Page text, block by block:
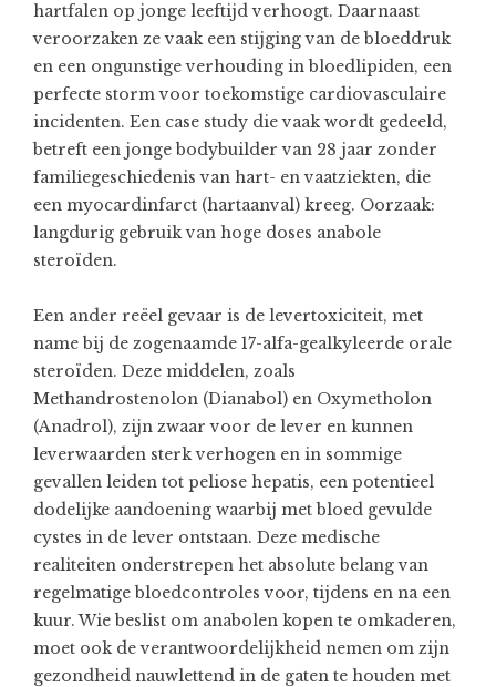
hartfalen op jonge leeftijd verhoogt. Daarnaast
veroorzaken ze vaak een stijging van de bloeddruk
en een ongunstige verhouding in bloedlipiden, een
perfecte storm voor toekomstige cardiovasculaire
incidenten. Een case study die vaak wordt gedeeld,
betreft een jonge bodybuilder van 28 jaar zonder
familiegeschiedenis van hart- en vaatziekten, die
een myocardinfarct (hartaanval) kreeg. Oorzaak:
langdurig gebruik van hoge doses anabole
steroïden.
Een ander reëel gevaar is de levertoxiciteit, met
name bij de zogenaamde 17-alfa-gealkyleerde orale
steroïden. Deze middelen, zoals
Methandrostenolon (Dianabol) en Oxymetholon
(Anadrol), zijn zwaar voor de lever en kunnen
leverwaarden sterk verhogen en in sommige
gevallen leiden tot peliose hepatis, een potentieel
dodelijke aandoening waarbij met bloed gevulde
cystes in de lever ontstaan. Deze medische
realiteiten onderstrepen het absolute belang van
regelmatige bloedcontroles voor, tijdens en na een
kuur. Wie beslist om anabolen kopen te omkaderen,
moet ook de verantwoordelijkheid nemen om zijn
gezondheid nauwlettend in de gaten te houden met